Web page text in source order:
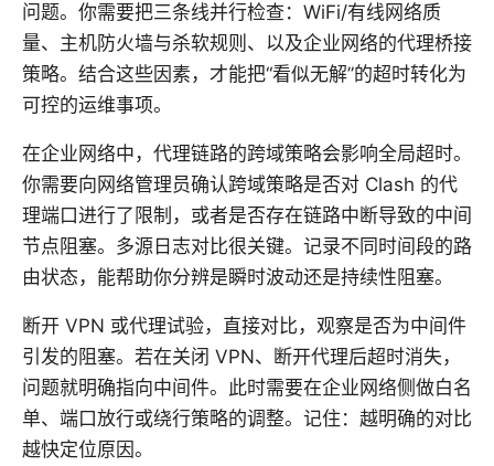
问题。你需要把三条线并行检查：WiFi/有线网络质
量、主机防火墙与杀软规则、以及企业网络的代理桥接
策略。结合这些因素，才能把“看似无解”的超时转化为
可控的运维事项。
在企业网络中，代理链路的跨域策略会影响全局超时。
你需要向网络管理员确认跨域策略是否对 Clash 的代
理端口进行了限制，或者是否存在链路中断导致的中间
节点阻塞。多源日志对比很关键。记录不同时间段的路
由状态，能帮助你分辨是瞬时波动还是持续性阻塞。
断开 VPN 或代理试验，直接对比，观察是否为中间件
引发的阻塞。若在关闭 VPN、断开代理后超时消失，
问题就明确指向中间件。此时需要在企业网络侧做白名
单、端口放行或绕行策略的调整。记住：越明确的对比
越快定位原因。